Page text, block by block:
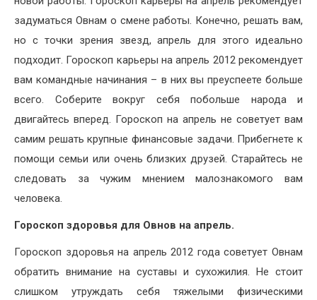
задуматься Овнам о смене работы. Конечно, решать вам,
но с точки зрения звезд, апрель для этого идеально
подходит. Гороскоп карьеры на апрель 2012 рекомендует
вам командные начинания – в них вы преуспеете больше
всего. Соберите вокруг себя побольше народа и
двигайтесь вперед. Гороскоп на апрель не советует вам
самим решать крупные финансовые задачи. Прибегнете к
помощи семьи или очень близких друзей. Старайтесь не
следовать за чужим мнением малознакомого вам
человека.
Гороскоп здоровья для Овнов на апрель.
Гороскоп здоровья на апрель 2012 года советует Овнам
обратить внимание на суставы и сухожилия. Не стоит
слишком утруждать себя тяжелыми физическими